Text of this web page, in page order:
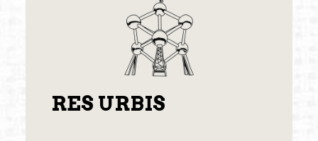
RES URBIS